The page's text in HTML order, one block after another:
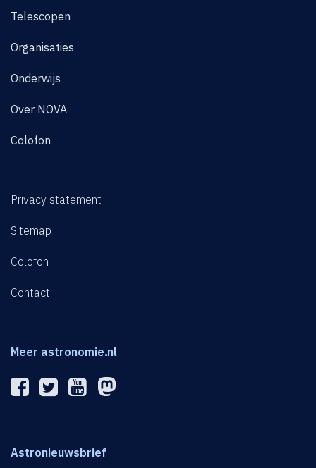
Telescopen
Organisaties
Onderwijs
Over NOVA
Colofon
Privacy statement
Sitemap
Colofon
Contact
Meer astronomie.nl
Astronieuwsbrief